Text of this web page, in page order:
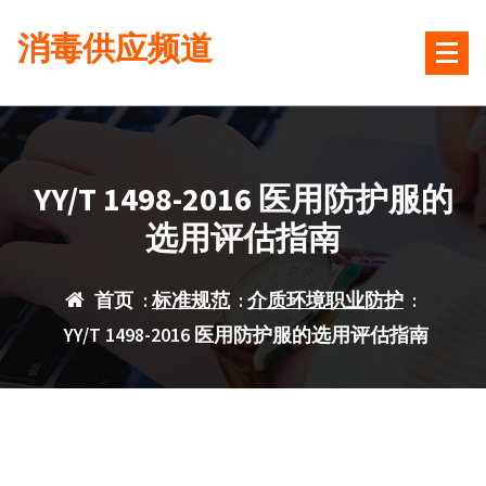
容
消毒供应频道
YY/T 1498-2016 医用防护服的
选用评估指南
首页 :标准规范:介质环境职业防护 :
YY/T 1498-2016 医用防护服的选用评估指南